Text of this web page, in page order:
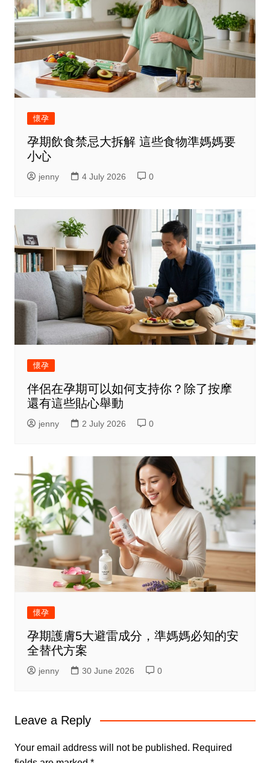
懷孕
孕期飲食禁忌大拆解 這些食物準媽媽要
小心
jenny 4 July 2026 0
懷孕
伴侶在孕期可以如何支持你？除了按摩
還有這些貼心舉動
jenny 2 July 2026 0
懷孕
孕期護膚5大避雷成分，準媽媽必知的安
全替代方案
jenny 30 June 2026 0
Leave a Reply
Your email address will not be published. Required